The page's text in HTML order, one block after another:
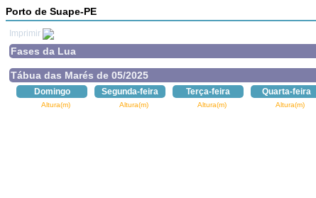
Porto de Suape-PE
Imprimir
Fases da Lua
Tábua das Marés de 05/2025
Domingo Segunda-feira Terça-feira Quarta-feira
Altura(m) Altura(m) Altura(m) Altura(m)